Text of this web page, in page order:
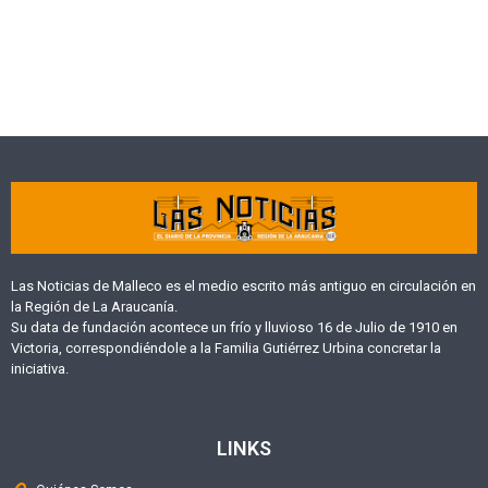
Las Noticias de Malleco es el medio escrito más antiguo en circulación en
la Región de La Araucanía.
Su data de fundación acontece un frío y lluvioso 16 de Julio de 1910 en
Victoria, correspondiéndole a la Familia Gutiérrez Urbina concretar la
iniciativa.
LINKS